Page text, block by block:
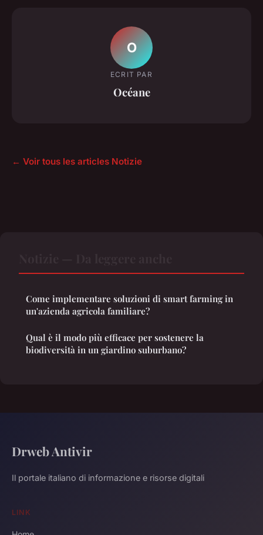
O
ECRIT PAR
Océane
← Voir tous les articles Notizie
Come implementare soluzioni di smart farming in
un'azienda agricola familiare?
Qual è il modo più efficace per sostenere la
biodiversità in un giardino suburbano?
Drweb Antivir
Il portale italiano di informazione e risorse digitali
LINK